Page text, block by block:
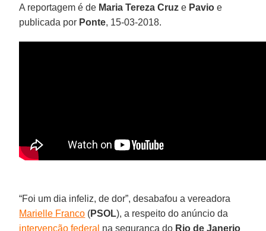
A reportagem é de Maria Tereza Cruze Pavio e
publicada por Ponte, 15-03-2018.
“Foi um dia infeliz, de dor”, desabafou a vereadora
Marielle Franco (PSOL), a respeito do anúncio da
intervenção federal na segurança do Rio de Janerio